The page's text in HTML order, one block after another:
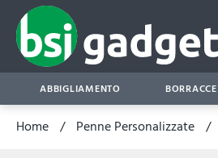
ABBIGLIAMENTO
Home Penne Personalizzate